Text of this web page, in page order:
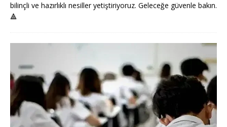
bilinçli ve hazırlıklı nesiller yetiştiriyoruz. Geleceğe güvenle bakın.
🔺